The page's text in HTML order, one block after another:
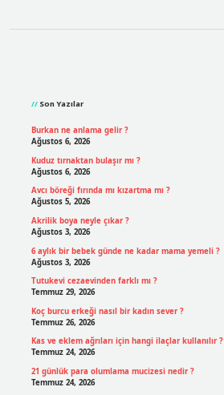
Son Yazılar
Burkan ne anlama gelir ?
Ağustos 6, 2026
Kuduz tırnaktan bulaşır mı ?
Ağustos 6, 2026
Avcı böreği fırında mı kızartma mı ?
Ağustos 5, 2026
Akrilik boya neyle çıkar ?
Ağustos 3, 2026
6 aylık bir bebek günde ne kadar mama yemeli ?
Ağustos 3, 2026
Tutukevi cezaevinden farklı mı ?
Temmuz 29, 2026
Koç burcu erkeği nasıl bir kadın sever ?
Temmuz 26, 2026
Kas ve eklem ağrıları için hangi ilaçlar kullanılır ?
Temmuz 24, 2026
21 günlük para olumlama mucizesi nedir ?
Temmuz 24, 2026